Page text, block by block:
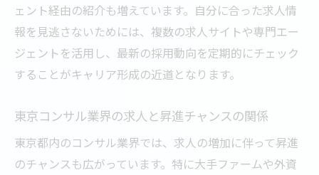
ェント経由の紹介も増えています。自分に合った求人情
報を見逃さないためには、複数の求人サイトや専門エー
ジェントを活用し、最新の採用動向を定期的にチェック
することがキャリア形成の近道となります。
東京コンサル業界の求人と昇進チャンスの関係
東京都内のコンサル業界では、求人の増加に伴って昇進
のチャンスも広がっています。特に大手ファームや外資